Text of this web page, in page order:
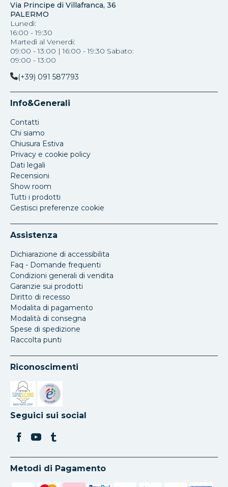
Via Principe di Villafranca, 36
PALERMO
Lunedì:
16:00 - 19:30
Martedì al Venerdi:
09:00 - 13:00 | 16:00 - 19:30 Sabato:
09:00 - 13:00
(+39) 091 587793
Info&Generali
Contatti
Chi siamo
Chiusura Estiva
Privacy e cookie policy
Dati legali
Recensioni
Show room
Tutti i prodotti
Gestisci preferenze cookie
Assistenza
Dichiarazione di accessibilita
Faq - Domande frequenti
Condizioni generali di vendita
Garanzie sui prodotti
Diritto di recesso
Modalita di pagamento
Modalità di consegna
Spese di spedizione
Raccolta punti
Riconoscimenti
Si apre in una nuova scheda
Si apre in una nuova scheda
Seguici sui social
Metodi di Pagamento